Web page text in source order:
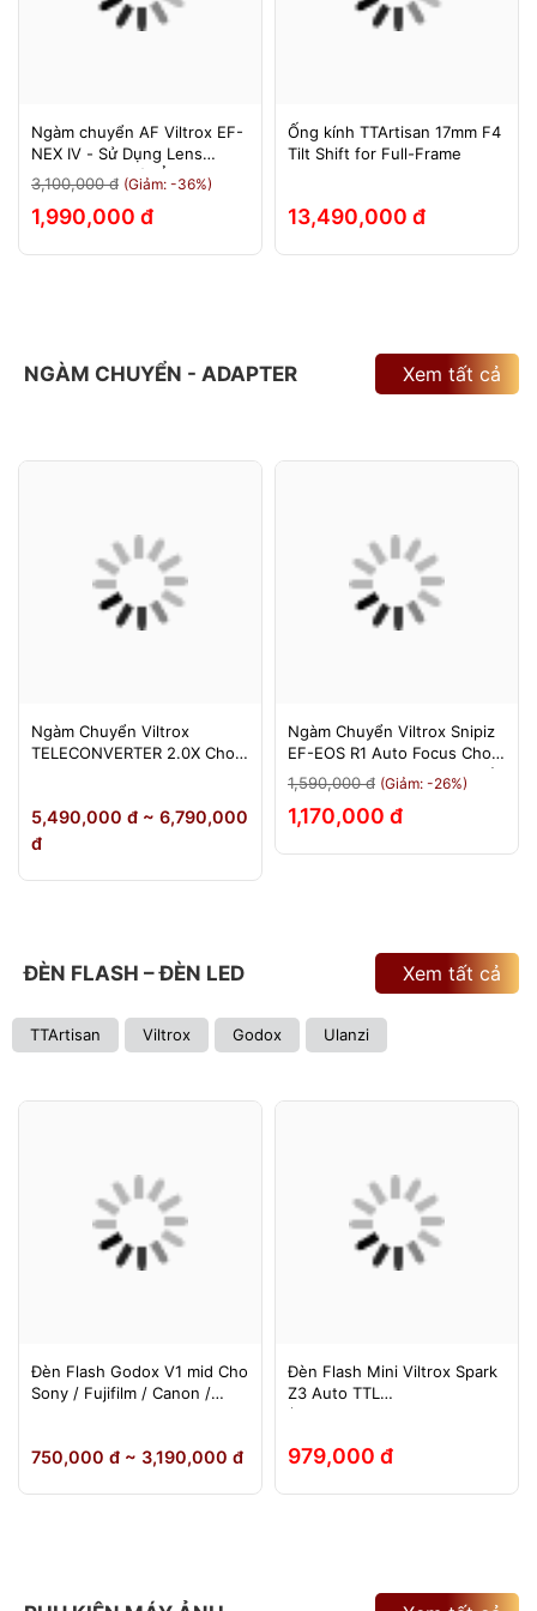
Ngàm chuyển AF Viltrox EF-
NEX IV - Sử Dụng Lens
Canon Trên Máy Ảnh Sony
E-Mount - Bảo Hành 12
Tháng.
3,100,000 đ (Giảm: -36%)
1,990,000 đ
Ống kính TTArtisan 17mm F4
Tilt Shift for Full-Frame
13,490,000 đ
NGÀM CHUYỂN - ADAPTER Xem tất cả
Ngàm Chuyển Viltrox
TELECONVERTER 2.0X Cho
Tháng
5,490,000 đ ~ 6,790,000
đ
Ngàm Chuyển Viltrox Snipiz
EF-EOS R1 Auto Focus Cho
Canon EOS R/RP/R5/R6 - Bảo
Hành 12 Tháng 1 Đổi 1
1,590,000 đ (Giảm: -26%)
1,170,000 đ
ĐÈN FLASH – ĐÈN LED
TTArtisan Viltrox Godox Ulanzi
Xem tất cả
Đèn Flash Godox V1 mid Cho
Sony / Fujifilm / Canon /
750,000 đ ~ 3,190,000 đ
Đèn Flash Mini Viltrox Spark
Z3 Auto TTL
(Fuji/Sony/Canon/Nikon)
979,000 đ